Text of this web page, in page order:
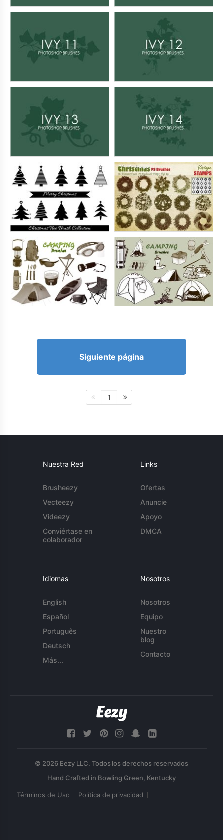
Siguiente página
1
Nuestra Red
Brusheezy
Vecteezy
Videezy
Conviértase en
colaborador
Links
Ofertas
Anuncie
Apoyo
DMCA
Idiomas
English
Español
Português
Deutsch
Más...
Nosotros
Nosotros
Equipo
Nuestro
blog
Contacto
© 2026 Eezy LLC. Todos los derechos reservados
Términos de Uso Política de privacidad